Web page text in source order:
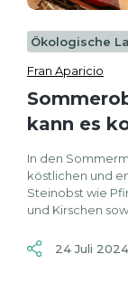
Ökologische
Fran Aparicio
kann es
In den
köstlichen und
Steinobst wie
und Kirschen
24 Juli 2024